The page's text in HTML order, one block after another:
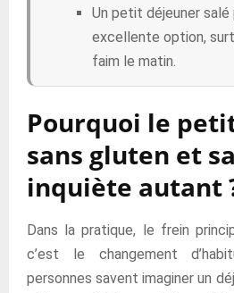
Un petit déjeuner
excellente option,
faim le matin.
Pourquoi le
sans gluten et
inquiète autant
Dans la pratique, le frein
c’est le changement
personnes savent imaginer un